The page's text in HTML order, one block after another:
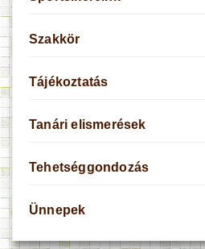
Szakkör
Tájékoztatás
Tanári elismerések
Tehetséggondozás
Ünnepek